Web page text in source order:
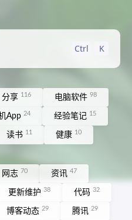
Ctrl K
分享 116 电脑软件 98
App 24 经验笔记 15
读书 11 健康 10
网志 70 资讯 47
更新维护 38 代码 32
博客动态 29 腾讯 29